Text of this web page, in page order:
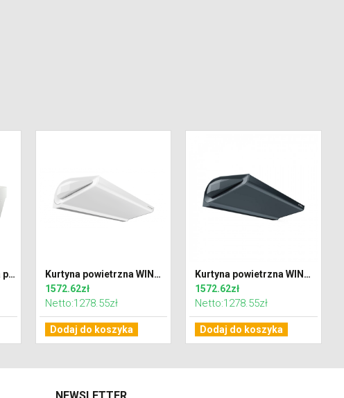
Jednorzędowa kurtyna powietrzna WING PRO W200 EC z wodnym wymiennikiem ciepła
Kurtyna powietrzna WING C100 EC zimna
1572.62zł
Netto:1278.55zł
Dodaj do koszyka
Kurtyna powietrzna WING C100 EC zimna DARK (RAL7016)
1572.62zł
Netto:1278.55zł
Dodaj do koszyka